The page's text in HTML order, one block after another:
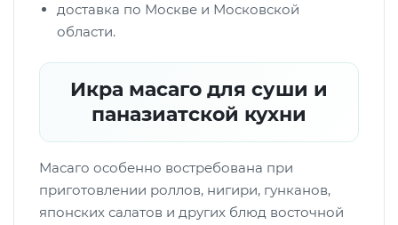
доставка по Москве и Московской
области.
Икра масаго для суши и
паназиатской кухни
Масаго особенно востребована при
приготовлении роллов, нигири, гунканов,
японских салатов и других блюд восточной